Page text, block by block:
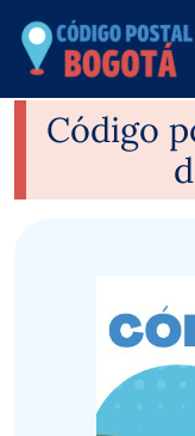
contenido
Código